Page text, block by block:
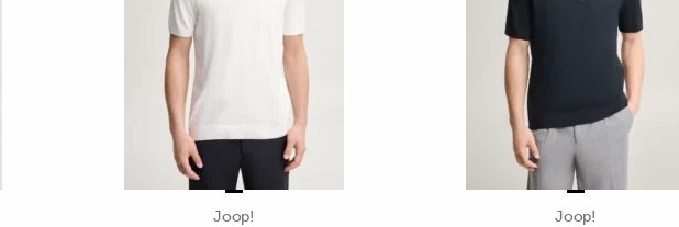
Joop! Joop!